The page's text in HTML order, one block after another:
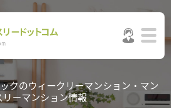
クのウィークリーマンション・マン
リーマンション情報